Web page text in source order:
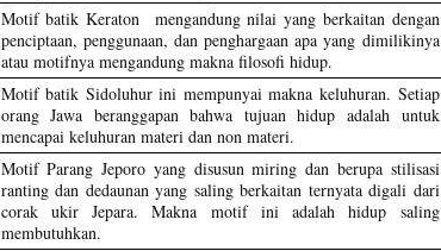
Motif batik Keraton mengandung nilai yang berkaitan dengan
penciptaan, penggunaan, dan penghargaan apa yang dimilikinya
atau motifnya mengandung makna filosofi hidup.
Motif batik Sidoluhur ini mempunyai makna keluhuran. Setiap
orang Jawa beranggapan bahwa tujuan hidup adalah untuk
mencapai keluhuran materi dan non materi.
Motif Parang Jeporo yang disusun miring dan berupa stilisasi
ranting dan dedaunan yang saling berkaitan ternyata digali dari
corak ukir Jepara. Makna motif ini adalah hidup saling
membutuhkan.